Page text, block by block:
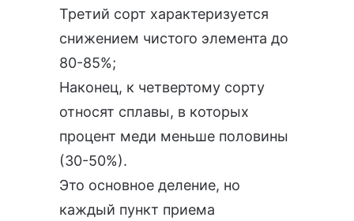
Третий сорт характеризуется
снижением чистого элемента до
80-85%;
Наконец, к четвертому сорту
относят сплавы, в которых
процент меди меньше половины
(30-50%).
Это основное деление, но
каждый пункт приема